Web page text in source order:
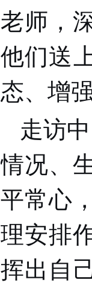
老师，
他们送
态、增
走访
情况、
平常心
理安排
挥出自